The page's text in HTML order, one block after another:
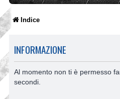
Indice
INFORMAZIONE
Al momento non ti è permesso
secondi.